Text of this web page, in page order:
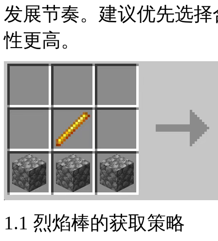
发展节奏。建议优先选
性更高。
1.1 烈焰棒的获取策略